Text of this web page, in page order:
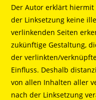
Der Autor erklärt
der Linksetzung keine
verlinkenden Seiten
zukünftige Gestaltung,
der verlinkten/
Einfluss. Deshalb
von allen Inhalten aller
nach der Linksetzung